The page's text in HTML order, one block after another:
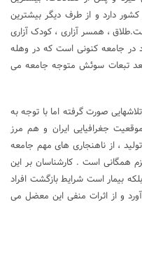
دارد و از طرف دیگر بیشترین
، همسر آزاری ، کودک آزاری
در جامعه کنونی است که در وهله
تبعات سوئش متوجه جامعه می
صورت گرفته اما با توجه به
جغرافیایی ایران و هم مرز
، از ناهنجاری های مهم جامعه
همگانی است . کارشناسان بر این
بیمار است شرایط بازگشت افراد
و از اثرات منفی این معضل می